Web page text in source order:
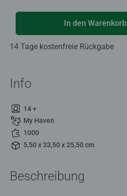
In den Warenkorb
14 Tage kostenfreie Rückgabe
Info
14 +
My Haven
1000
5,50 x 33,50 x 25,50 cm
Beschreibung